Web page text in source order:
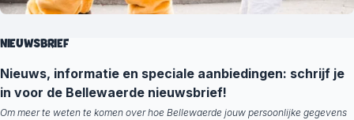
NIEUWSBRIEF
Nieuws, informatie en speciale aanbiedingen: schrijf je
in voor de Bellewaerde nieuwsbrief!
Om meer te weten te komen over hoe Bellewaerde jouw persoonlijke gegevens